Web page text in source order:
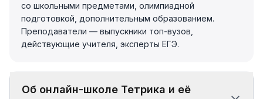
со школьными предметами, олимпиадной
подготовкой, дополнительным образованием.
Преподаватели — выпускники топ-вузов,
действующие учителя, эксперты ЕГЭ.
Об онлайн-школе Тетрика и её